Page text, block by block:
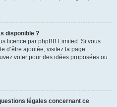
disponible ?
licence par phpBB Limited. Si vous
d’être ajoutée, visitez la page
voter pour des idées proposées ou
légales concernant ce